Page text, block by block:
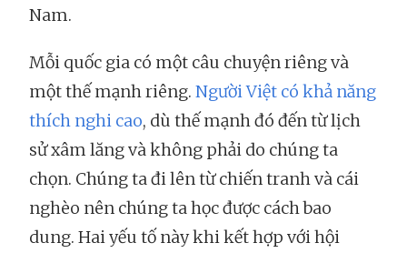
Nam.
Mỗi quốc gia có một câu chuyện riêng và
một thế mạnh riêng. Người Việt có khả năng
thích nghi cao, dù thế mạnh đó đến từ lịch
sử xâm lăng và không phải do chúng ta
chọn. Chúng ta đi lên từ chiến tranh và cái
nghèo nên chúng ta học được cách bao
dung. Hai yếu tố này khi kết hợp với hội